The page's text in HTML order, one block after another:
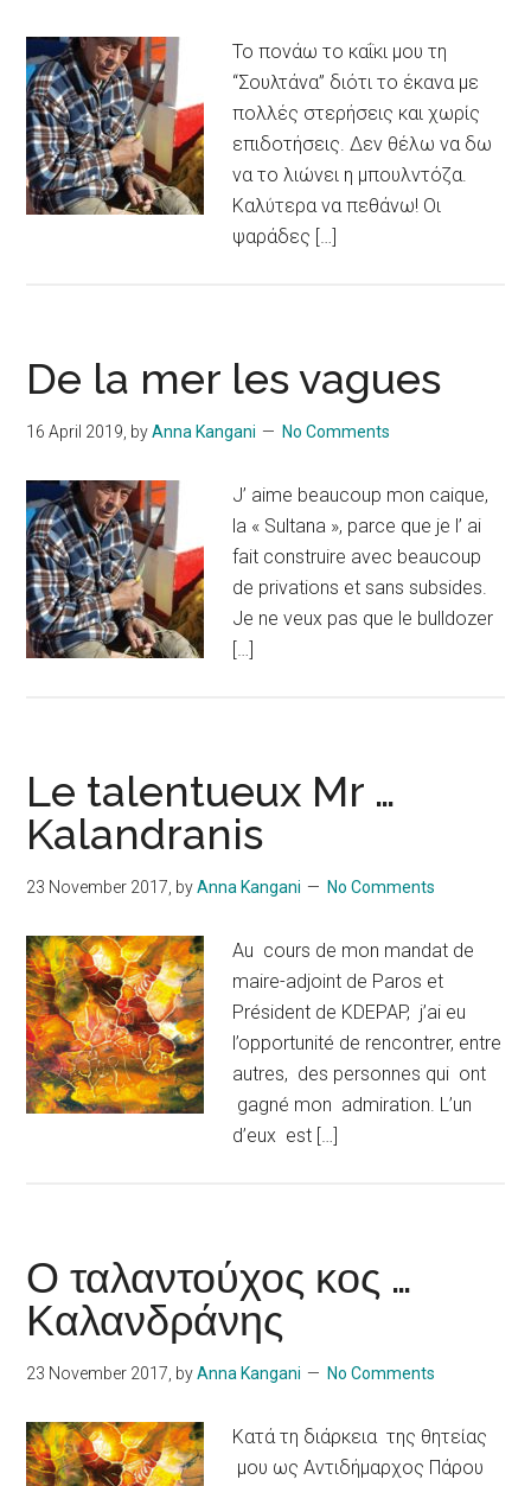
Το πονάω το καΐκι μου τη
“Σουλτάνα” διότι το έκανα με
πολλές στερήσεις και χωρίς
επιδοτήσεις. Δεν θέλω να δω
να το λιώνει η μπουλντόζα.
Καλύτερα να πεθάνω! Οι
ψαράδες […]
De la mer les vagues
16 April 2019, byAnna Kangani No Comments
J’ aime beaucoup mon caique,
la « Sultana », parce que je l’ ai
fait construire avec beaucoup
de privations et sans subsides.
Je ne veux pas que le bulldozer
[…]
Le talentueux Mr …
Kalandranis
23 November 2017, byAnna Kangani No Comments
Au cours de mon mandat de
maire-adjoint de Paros et
Président de KDEPAP, j’ai eu
l’opportunité de rencontrer, entre
autres, des personnes qui ont
gagné mon admiration. L’un
d’eux est […]
Ο ταλαντούχος κος …
Καλανδράνης
23 November 2017, byAnna Kangani No Comments
Κατά τη διάρκεια της θητείας
μου ως Αντιδήμαρχος Πάρου